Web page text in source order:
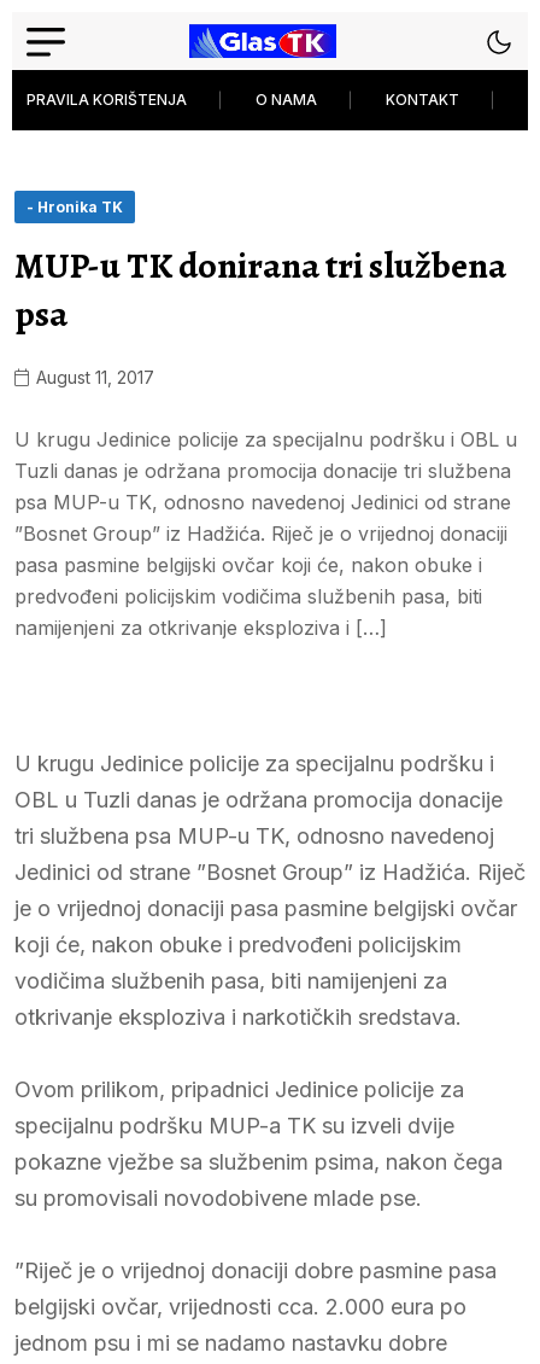
PRAVILA KORIŠTENJA O NAMA KONTAKT
- Hronika TK
MUP-u TK donirana tri službena
psa
August 11, 2017
U krugu Jedinice policije za specijalnu podršku i OBL u
Tuzli danas je održana promocija donacije tri službena
psa MUP-u TK, odnosno navedenoj Jedinici od strane
”Bosnet Group” iz Hadžića. Riječ je o vrijednoj donaciji
pasa pasmine belgijski ovčar koji će, nakon obuke i
predvođeni policijskim vodičima službenih pasa, biti
namijenjeni za otkrivanje eksploziva i […]
U krugu Jedinice policije za specijalnu podršku i
OBL u Tuzli danas je održana promocija donacije
tri službena psa MUP-u TK, odnosno navedenoj
Jedinici od strane ”Bosnet Group” iz Hadžića. Riječ
je o vrijednoj donaciji pasa pasmine belgijski ovčar
koji će, nakon obuke i predvođeni policijskim
vodičima službenih pasa, biti namijenjeni za
otkrivanje eksploziva i narkotičkih sredstava.
Ovom prilikom, pripadnici Jedinice policije za
specijalnu podršku MUP-a TK su izveli dvije
pokazne vježbe sa službenim psima, nakon čega
su promovisali novodobivene mlade pse.
”Riječ je o vrijednoj donaciji dobre pasmine pasa
belgijski ovčar, vrijednosti cca. 2.000 eura po
jednom psu i mi se nadamo nastavku dobre